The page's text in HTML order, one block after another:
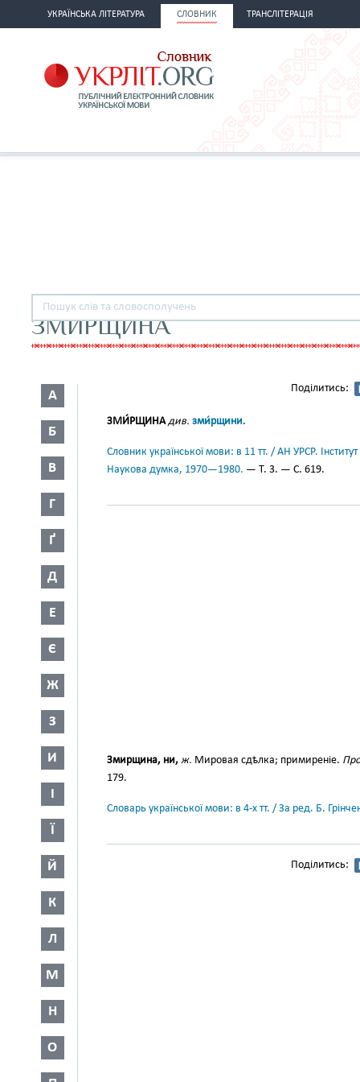
УКРАЇНСЬКА ЛІТЕРАТУРА СЛОВНИК ТРАНСЛІТЕРАЦІЯ
ЗМИРЩИНА
А
Б
В
Г
Ґ
Д
Е
Є
Ж
З
И
І
Ї
Й
К
Л
М
Н
О
Поділитись:
ЗМИ́РЩИНА див. зми́рщини.
Словник української мови: в 11 тт. / АН УРСР.
Наукова думка, 1970—1980. — Т. 3. — С. 619.
Змирщина, ни, ж. Мировая сдѣлка; примиреніе.
179.
Словарь української мови: в 4-х тт. / За ред. Б.
Поділитись: